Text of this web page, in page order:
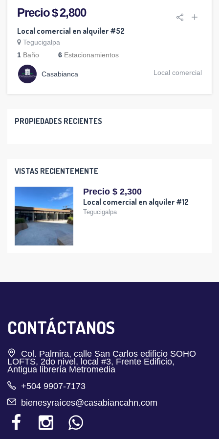
Precio $ 2,800
Local comercial en alquiler #52
Tegucigalpa
1 Baño 6 Estacionamientos
Casabianca Local comercial
PROPIEDADES RECIENTES
VISTAS RECIENTEMENTE
Precio $ 2,300
Local comercial en alquiler #12
Tegucigalpa
CONTÁCTANOS
Col. Palmira, calle San Carlos edificio SOHO
LOFTS, 2do nivel, local #3, Frente Edificio,
Antigua librería Metromedia
+504 9907-7173
bienesyraíces@casabiancahn.com